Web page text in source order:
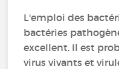
L'emploi des
bactéries
excellent. Il est
virus vivants et